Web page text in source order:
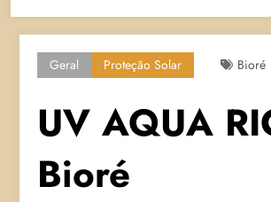
Geral Proteção Solar Bioré
UV AQUA
Bioré